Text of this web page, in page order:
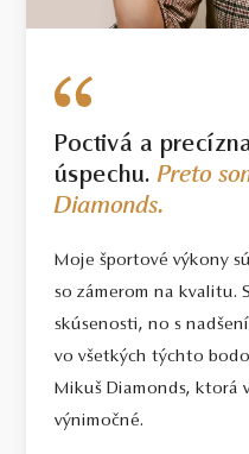
Poctivá a
úspechu.Preto
Diamonds.
Moje športové výkony
so zámerom na kvalitu.
skúsenosti, no s
vo všetkých týchto
Mikuš Diamonds, ktorá
výnimočné.